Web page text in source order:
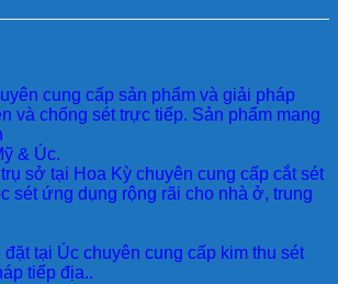
cung cấp sản phẩm và giải pháp
và chống sét trực tiếp. Sản phẩm mang
& Úc.
sở tại Hoa Kỳ chuyên cung cấp cắt sét
sét ứng dụng rộng rãi cho nhà ở, trung
đặt tại Úc chuyên cung cấp kim thu sét
tiếp địa..